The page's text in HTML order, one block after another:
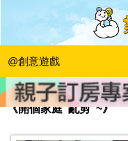
@創意遊戲
獅子美髮師
幸福的另一個世界
《開個家庭"亂剪"~》